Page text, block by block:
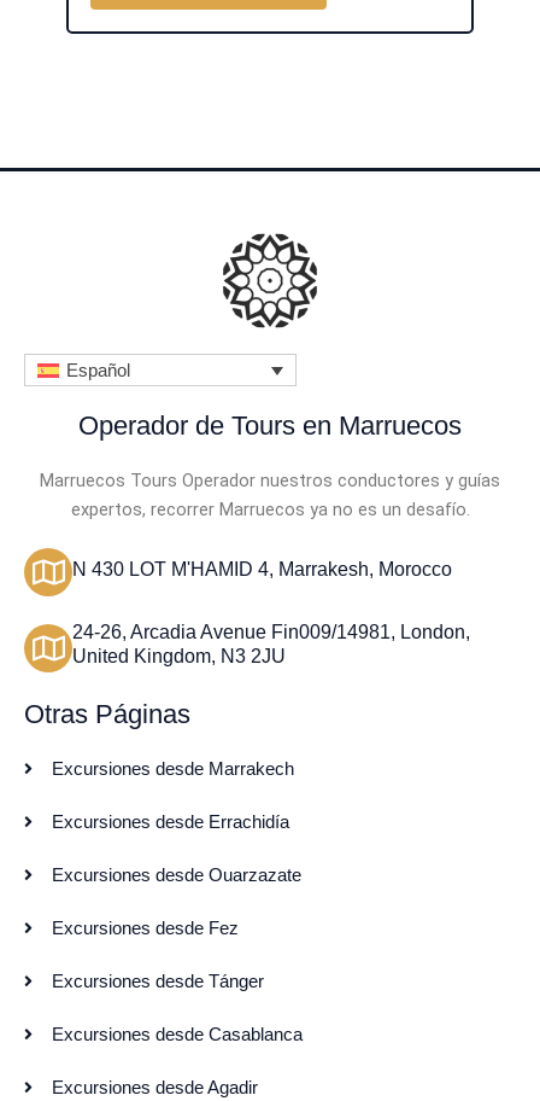
e
5
Español
Operador de Tours en Marruecos
Marruecos Tours Operador nuestros conductores y guías
expertos, recorrer Marruecos ya no es un desafío.
N 430 LOT M'HAMID 4, Marrakesh, Morocco
24-26, Arcadia Avenue Fin009/14981, London,
United Kingdom, N3 2JU
Otras Páginas
Excursiones desde Marrakech
Excursiones desde Errachidía
Excursiones desde Ouarzazate
Excursiones desde Fez
Excursiones desde Tánger
Excursiones desde Casablanca
Excursiones desde Agadir